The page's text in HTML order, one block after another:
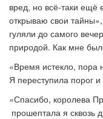
вред, но всё-таки ещё
открываю свои тайны»,
гуляли до самого
природой. Как мне
«Время истекло, пора
Я переступила порог
«Спасибо, королева
прошептала я сквозь